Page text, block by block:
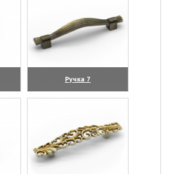
Ручка 7
(увеличить)